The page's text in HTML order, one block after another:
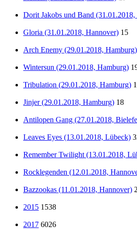
Dorit Jakobs und Band (31.01.2018,
Gloria (31.01.2018, Hannover) 15
Arch Enemy (29.01.2018, Hamburg)
Wintersun (29.01.2018, Hamburg)
Tribulation (29.01.2018, Hamburg)
Jinjer (29.01.2018, Hamburg) 18
Antilopen Gang (27.01.2018,
Leaves Eyes (13.01.2018, Lübeck)
Remember Twilight (13.01.2018,
Rocklegenden (12.01.2018,
Bazzookas (11.01.2018, Hannover)
2015 1538
2017 6026